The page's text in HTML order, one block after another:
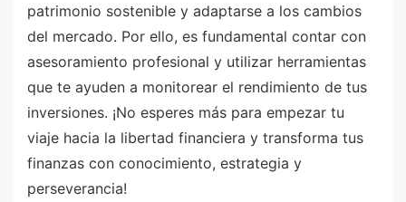
patrimonio sostenible y adaptarse a los cambios
del mercado. Por ello, es fundamental contar con
asesoramiento profesional y utilizar herramientas
que te ayuden a monitorear el rendimiento de tus
inversiones. ¡No esperes más para empezar tu
viaje hacia la libertad financiera y transforma tus
finanzas con conocimiento, estrategia y
perseverancia!